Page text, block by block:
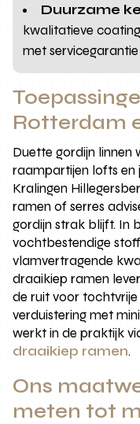
Duurzame
kwalitatieve
met servicegarantie
Rotterdam
Duette gordijn linnen
raampartijen lofts en
Kralingen
ramen of serres
gordijn strak blijft. In
vochtbestendige
vlamvertragende
draaikiep ramen
de ruit voor
verduistering met
werkt in de praktijk
draaikiep ramen.
Ons
meten tot